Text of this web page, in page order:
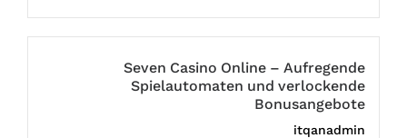
Seven Casino Online – Aufregende
Spielautomaten und verlockende
Bonusangebote
itqanadmin